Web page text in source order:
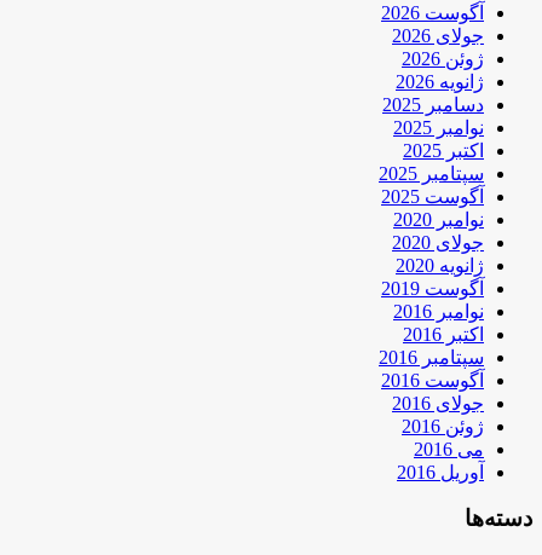
آگوست 2026
جولای 2026
ژوئن 2026
ژانویه 2026
دسامبر 2025
نوامبر 2025
اکتبر 2025
سپتامبر 2025
آگوست 2025
نوامبر 2020
جولای 2020
ژانویه 2020
آگوست 2019
نوامبر 2016
اکتبر 2016
سپتامبر 2016
آگوست 2016
جولای 2016
ژوئن 2016
می 2016
آوریل 2016
دسته‌ها